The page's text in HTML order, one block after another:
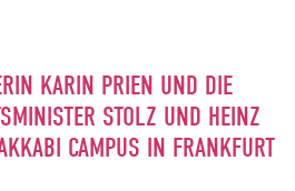
KARIN PRIEN UND DIE
STOLZ UND HEINZ
CAMPUS IN FRANKFURT